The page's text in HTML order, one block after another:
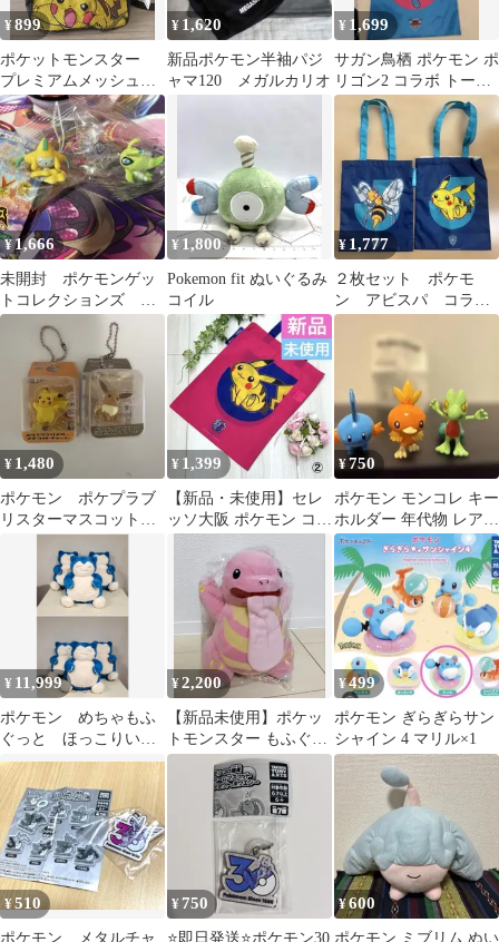
¥899
ポケットモンスター
プレミアムメッシュデ
ザインリュック ピカ
チュウ
¥ 1,620
新品ポケモン半袖パジ
ャマ120 メガルカリオ
¥ 1,699
サガン鳥栖 ポケモン ポ
リゴン2 コラボ トート
バッグ 【ポスター
付】
¥1,666
未開封 ポケモンゲッ
トコレクションズ 炎
天の幻 ジラーチ セ
レビィ 2体セット
¥ 1,800
Pokemon fit ぬいぐるみ
コイル
¥ 1,777
２枚セット ポケモ
ン アビスパ コラボ
トートバック 非売品
¥ 1,480
ポケモン ポケプラブ
リスターマスコットチ
¥ 1,399
【新品・未使用】セレ
ッソ大阪 ポケモン コラ
ボバッグ❣️
¥750
ポケモン モンコレ キー
ホルダー 年代物 レア
限定 非売品 フィギュア
¥ 11,999
ポケモン めちゃもふ
ぐっと ほっこりいや
されぬいぐるみ～カビ
ゴン～6体
¥2,200
​【新品未使用】ポケッ
トモンスター もふぐっ
と カラーセレクション
ぬいぐるみ
¥499
ポケモン ぎらぎらサン
シャイン 4 マリル×1
¥510
ポケモン メタルチャ
¥ 750
⭐️即日発送⭐️ポケモン30
¥600
ポケモン ミブリム ぬい